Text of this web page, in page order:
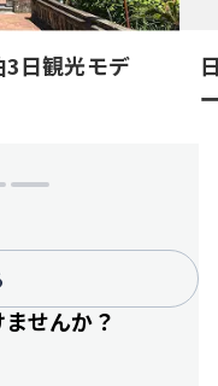
日観光モデ
せんか？